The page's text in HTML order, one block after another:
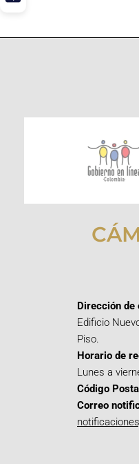
Dirección de
Edificio
Piso.
Horario de
Lunes a
Código
Correo